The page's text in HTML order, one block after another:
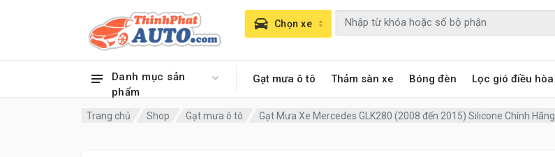
Danh mục sản
phẩm
Gạt mưa ô tô Thảm sàn xe Bóng đèn Lọc gió điều hòa
Chọn xe
Trang chủ Shop Gạt mưa ô tô Gạt Mưa Xe Mercedes GLK280 (2008 đến 2015) Silicone Chính Hãng